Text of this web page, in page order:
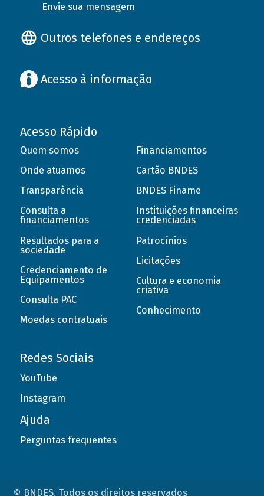
Envie sua mensagem
Outros telefones e endereços
Acesso à informação
Acesso Rápido
Quem somos
Onde atuamos
Transparência
Consulta a
financiamentos
Resultados para a
sociedade
Credenciamento de
Equipamentos
Consulta PAC
Moedas contratuais
Financiamentos
Cartão BNDES
BNDES Finame
Instituições financeiras
credenciadas
Patrocínios
Licitações
Cultura e economia
criativa
Conhecimento
Redes Sociais
YouTube
Instagram
Ajuda
Perguntas frequentes
© BNDES. Todos os direitos reservados